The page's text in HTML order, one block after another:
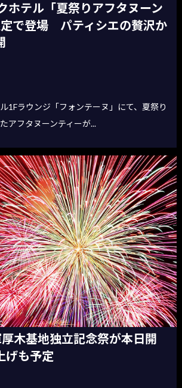
ホテル「夏祭りアフタヌーン
で登場 パティシエの贅沢か
1Fラウンジ「フォンテーヌ」にて、夏祭り
アフタヌーンティーが...
厚木基地独立記念祭が本日開
も予定